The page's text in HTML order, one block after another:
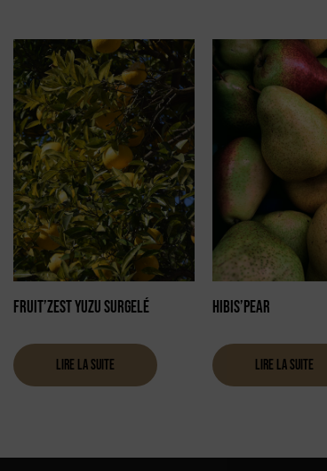
Fruit’Zest Yuzu surgelé
Lire la suite
Hibis’Pear
Lire la suite